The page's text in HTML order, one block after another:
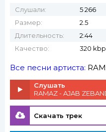
Слушали:
5 266
Размер:
2.5
Длительность:
2:44
Качество:
320
Все песни артиста:
Слушать
RAMAZ - AJAB
Скачать трек